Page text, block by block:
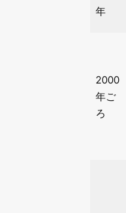
年
2000
年ご
ろ